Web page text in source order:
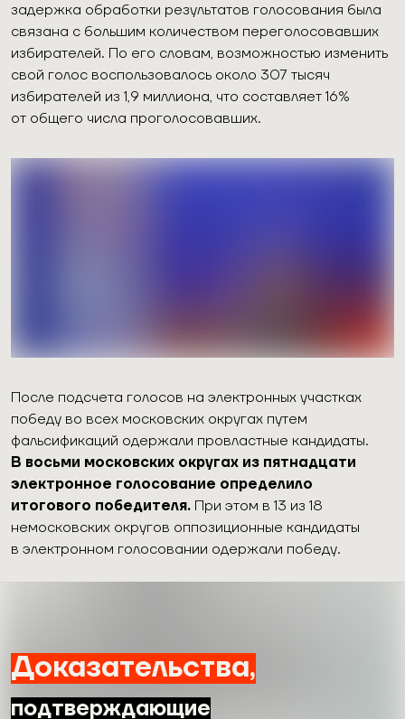
задержка обработки результатов голосования была
связана с большим количеством переголосовавших
избирателей. По его словам, возможностью изменить
свой голос воспользовалось около 307 тысяч
избирателей из 1,9 миллиона, что составляет 16%
от общего числа проголосовавших.
После подсчета голосов на электронных участках
победу во всех московских округах путем
фальсификаций одержали провластные кандидаты.
В восьми московских округах из пятнадцати
электронное голосование определило
итогового победителя. При этом в 13 из 18
немосковских округов оппозиционные кандидаты
в электронном голосовании одержали победу.
Доказательства,
подтверждающие